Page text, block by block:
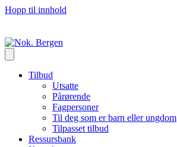
Hopp til innhold
Tilbud
Utsatte
Pårørende
Fagpersoner
Til deg som er barn eller ungdom
Tilpasset tilbud
Ressursbank